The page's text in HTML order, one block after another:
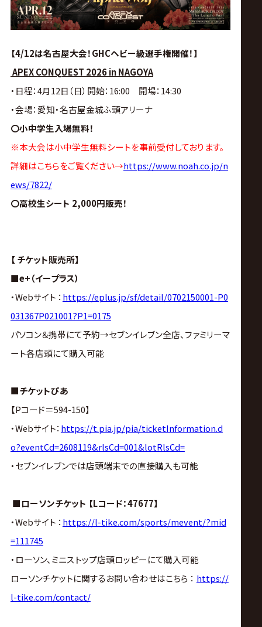
【4/12は名古屋大会！GHCヘビー級選手権開催！】
APEX CONQUEST 2026 in NAGOYA
・日程：4月12日（日）開始：16:00 開場：14:30
・会場：愛知・名古屋金城ふ頭アリーナ
〇小中学生入場無料！
※本大会は小中学生無料シートを事前受付しております。
詳細はこちらをご覧ください→https://www.noah.co.jp/n
ews/7822/
〇高校生シート 2,000円販売！
【 チケット販売所】
■e+（イープラス）
・Webサイト ： https://eplus.jp/sf/detail/0702150001-P0
031367P021001?P1=0175
パソコン＆携帯にて予約→セブンイレブン全店、ファミリーマ
ート各店頭にて購入可能
■チケットぴあ
【Pコード＝594-150】
・Webサイト： https://t.pia.jp/pia/ticketInformation.d
o?eventCd=2608119&rlsCd=001&lotRlsCd=
・セブンイレブンでは店頭端末での直接購入も可能
■ローソンチケット 【Lコード：47677】
・Webサイト ： https://l-tike.com/sports/mevent/?mid
=111745
・ローソン、ミニストップ店頭ロッピーにて購入可能
ローソンチケットに関するお問い合わせはこちら ： https://
l-tike.com/contact/